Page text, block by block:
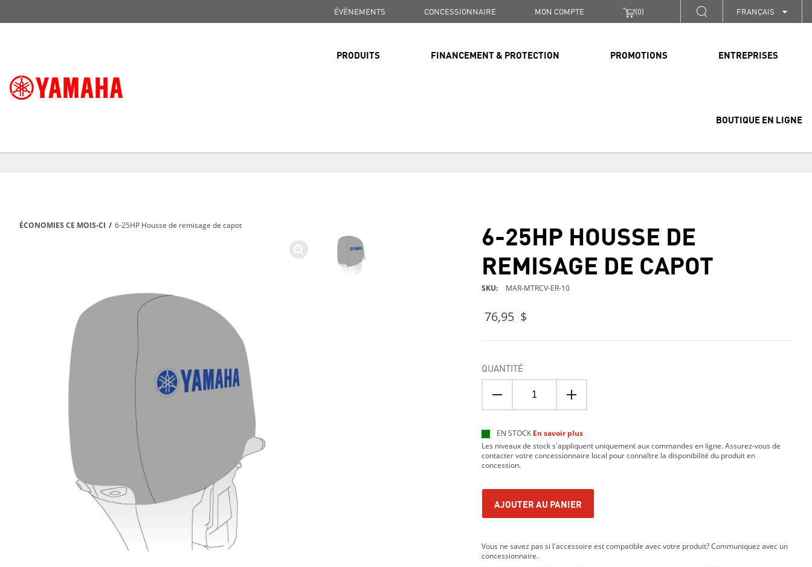
ÉVÉNEMENTS CONCESSIONNAIRE MON COMPTE (0) FRANÇAIS
PRODUITS FINANCEMENT & PROTECTION PROMOTIONS ENTREPRISES
BOUTIQUE EN LIGNE
LIVRAISON GRATUITE
SUR TOUTES LES COMMANDES DE PLUS DE 99 $
ÉCONOMIES CE MOIS-CI / 6-25HP Housse de remisage de capot
6-25HP HOUSSE DE
REMISAGE DE CAPOT
SKU MAR-MTRCV-ER-10
76,95 $
QUANTITÉ
EN STOCK En savoir plus
Les niveaux de stock s'appliquent uniquement aux commandes en ligne. Assurez-vous de
contacter votre concessionnaire local pour connaître la disponibilité du produit en
concession.
AJOUTER AU PANIER
Vous ne savez pas si l'accessoire est compatible avec votre produit? Communiquez avec un
concessionnaire.